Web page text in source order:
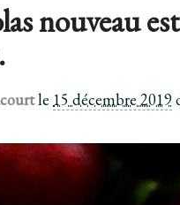
nouveau
le 15 décembre 2019